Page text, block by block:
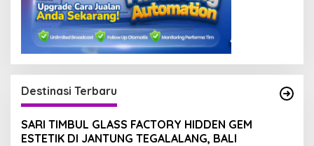
Destinasi Terbaru
SARI TIMBUL GLASS FACTORY HIDDEN GEM
ESTETIK DI JANTUNG TEGALALANG, BALI